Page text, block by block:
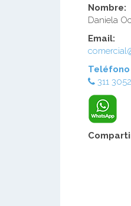
Nombre:
Daniela
Email:
Teléfono
311